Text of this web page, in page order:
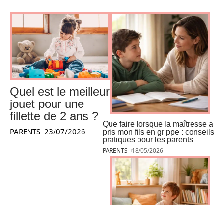
Quel est le meilleur
jouet pour une
fillette de 2 ans ?
PARENTS 23/07/2026
Que faire lorsque la maîtresse a
pris mon fils en grippe : conseils
pratiques pour les parents
PARENTS 18/05/2026